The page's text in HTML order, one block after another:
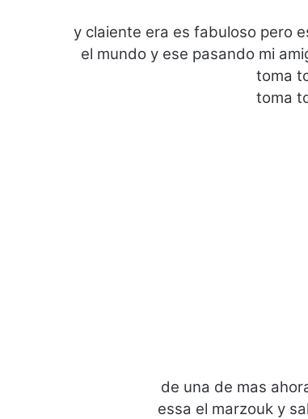
y claiente era es fabuloso pero
el mundo y ese pasando mi
toma
toma
de una de mas
essa el marzouk y